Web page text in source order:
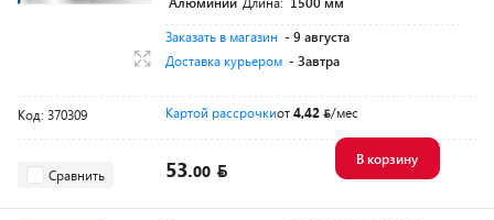
Заказать в магазин - 9 августа
Доставка курьером - Завтра
Код: 370309 Картой рассрочкиот4,42 /мес
Сравнить 53.00
В корзину